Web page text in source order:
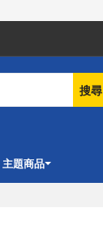
搜尋
主題商品